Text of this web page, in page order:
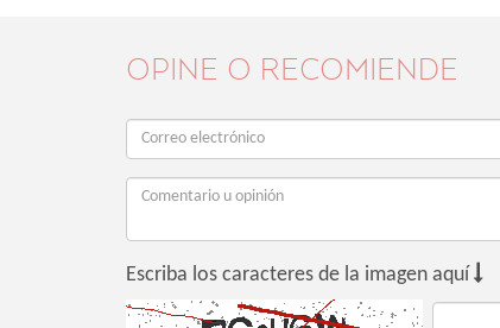
OPINE O RECOMIENDE
Escriba los caracteres de la imagen aquí 